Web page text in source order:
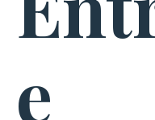
e